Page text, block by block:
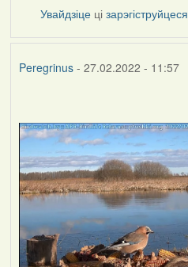
Увайдзіце цізарэгіструйцеся
Peregrinus- 27.02.2022 - 11:57